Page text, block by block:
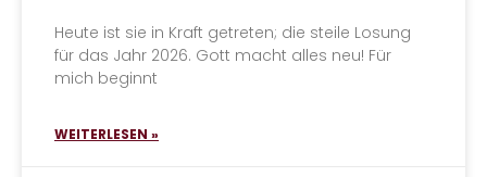
Heute ist sie in Kraft getreten; die steile Losung
für das Jahr 2026. Gott macht alles neu! Für
mich beginnt
WEITERLESEN »